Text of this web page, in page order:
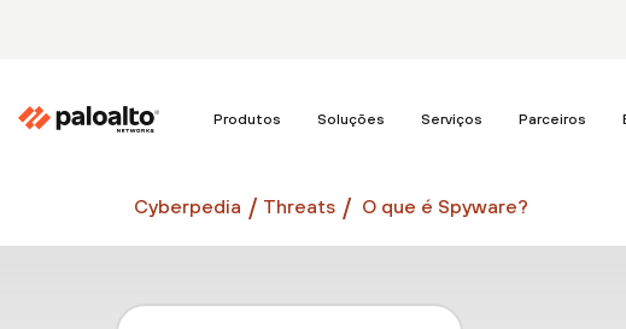
Produtos Soluções Serviços Parceiros
Cyberpedia Threats O que é Spyware?